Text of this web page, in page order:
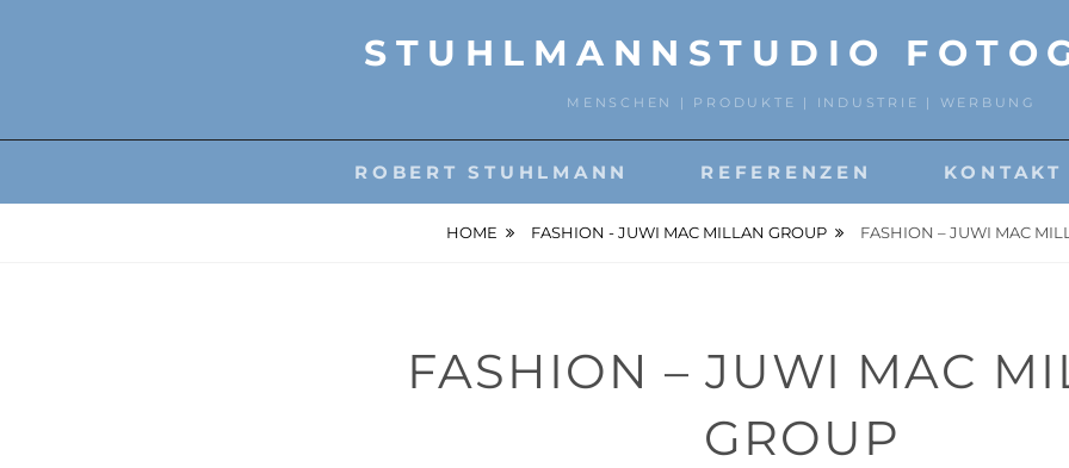
STUHLMANNSTUDIO
MENSCHEN | PRODUKTE | INDUSTRIE | WERBUNG
ROBERT STUHLMANN REFERENZEN
HOME FASHION - JUWI MAC MILLAN GROUP FASHION – JUWI MAC
FASHION – JUWI MAC
GROUP